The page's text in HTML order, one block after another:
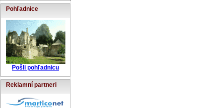
Pohľadnice
Pošli pohľadnicu
Reklamní partneri